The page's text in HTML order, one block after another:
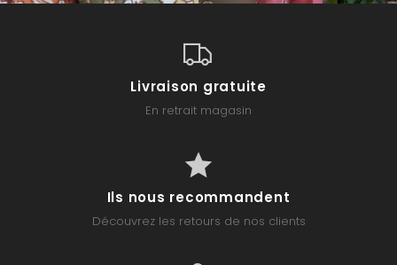
Livraison gratuite
En retrait magasin
Ils nous recommandent
Découvrez les retours de nos clients